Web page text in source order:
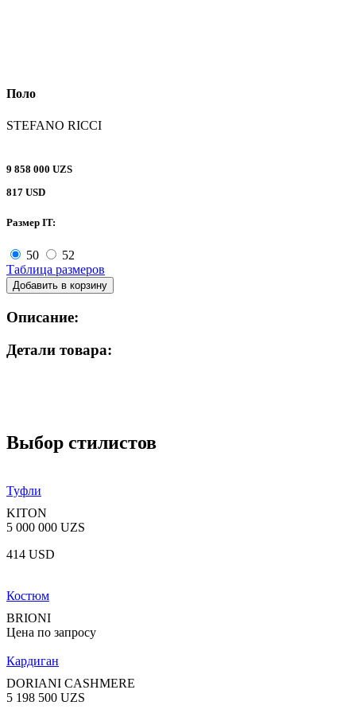
Поло
STEFANO RICCI
9 858 000 UZS
817 USD
Размер IT:
50
52
Таблица размеров
Добавить в корзину
Описание:
Детали товара:
Выбор стилистов
Туфли
KITON
5 000 000 UZS
414 USD
Костюм
BRIONI
Цена по запросу
Кардиган
DORIANI CASHMERE
5 198 500 UZS